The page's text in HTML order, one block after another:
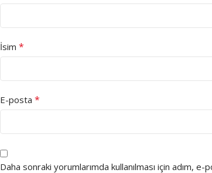
İsim *
E-posta *
Daha sonraki yorumlarımda kullanılması için adım,